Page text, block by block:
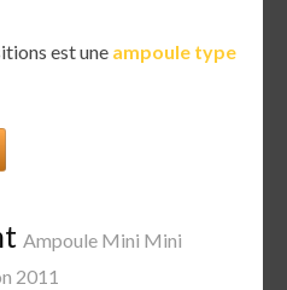
est une ampoule type
Ampoule Mini Mini
2011